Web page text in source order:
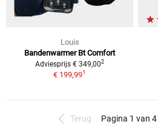
Louis
Bandenwarmer Bt Comfort
Adviesprijs € 349,002
€ 199,991
Terug Pagina 1 van 4